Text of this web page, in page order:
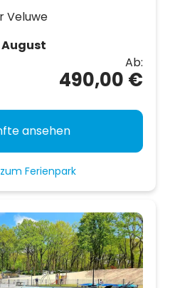
Veluwe
August
Ab:
490,00 €
ansehen
Ferienpark